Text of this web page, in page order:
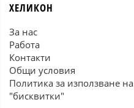
ХЕЛИКОН
За нас
Работа
Контакти
Общи условия
Политика за използване на
"бисквитки"